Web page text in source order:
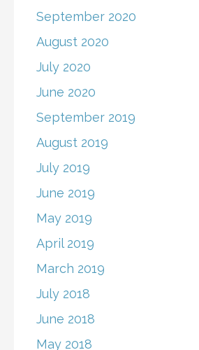
September 2020
August 2020
July 2020
June 2020
September 2019
August 2019
July 2019
June 2019
May 2019
April 2019
March 2019
July 2018
June 2018
May 2018